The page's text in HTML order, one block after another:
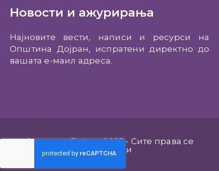
Новости и ажурирања
Најновите вести, написи и ресурси на
Општина Дојран, испратени директно до
вашата е-маил адреса.
Општина Дојран 2023 - Сите права се
задржани